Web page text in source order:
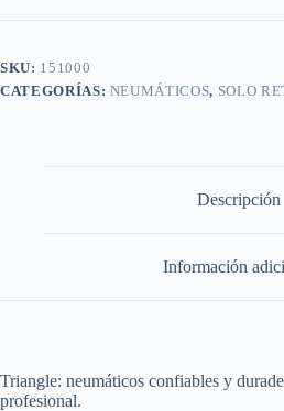
Tr668
SKU: 151000
CATEGORÍAS: NEUMÁTICOS, SOLO
Descripción
Información
Triangle: neumáticos confiables y
profesional.